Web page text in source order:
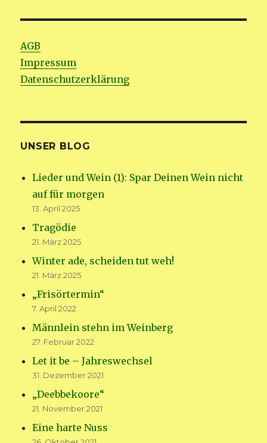
AGB
Impressum
Datenschutzerklärung
UNSER BLOG
Lieder und Wein (1): Spar Deinen Wein nicht
auf für morgen
13. April 2025
Tragödie
21. März 2025
Winter ade, scheiden tut weh!
21. März 2025
„Frisörtermin“
7. April 2022
Männlein stehn im Weinberg
27. Februar 2022
Let it be – Jahreswechsel
31. Dezember 2021
„Deebbekoore“
21. November 2021
Eine harte Nuss